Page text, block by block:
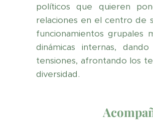
políticos que quieren
relaciones en el centro de
funcionamientos grupales
dinámicas internas,
tensiones, afrontando los
diversidad.